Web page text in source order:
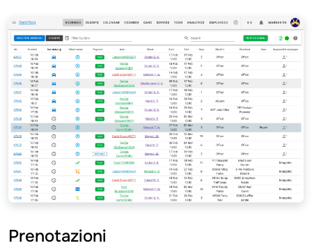
Prenotazioni